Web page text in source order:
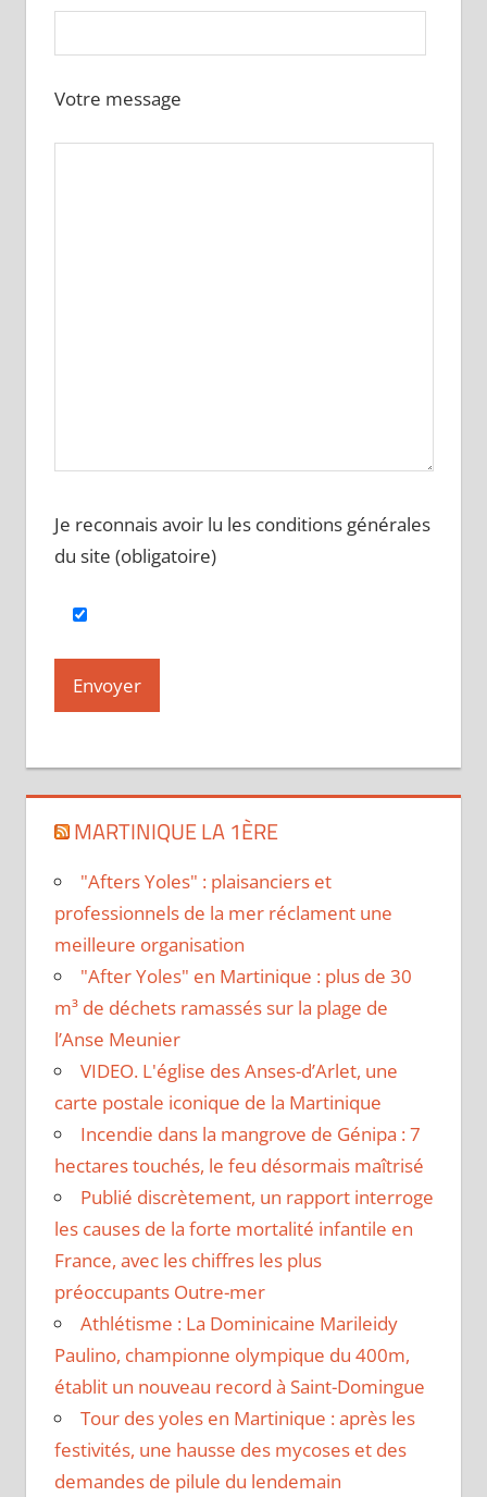
Votre message
Je reconnais avoir lu les conditions générales
du site (obligatoire)
MARTINIQUE LA 1ÈRE
"Afters Yoles" : plaisanciers et
professionnels de la mer réclament une
meilleure organisation
"After Yoles" en Martinique : plus de 30
m³ de déchets ramassés sur la plage de
l’Anse Meunier
VIDEO. L'église des Anses-d’Arlet, une
carte postale iconique de la Martinique
Incendie dans la mangrove de Génipa : 7
hectares touchés, le feu désormais maîtrisé
Publié discrètement, un rapport interroge
les causes de la forte mortalité infantile en
France, avec les chiffres les plus
préoccupants Outre-mer
Athlétisme : La Dominicaine Marileidy
Paulino, championne olympique du 400m,
établit un nouveau record à Saint-Domingue
Tour des yoles en Martinique : après les
festivités, une hausse des mycoses et des
demandes de pilule du lendemain